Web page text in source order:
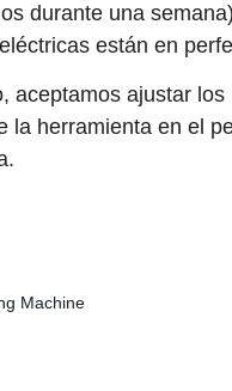
durante una
están en
aceptamos ajustar
la herramienta en el